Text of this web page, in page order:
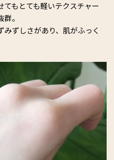
もとても軽いテクスチャー
。
ずしさがあり、肌がふっく